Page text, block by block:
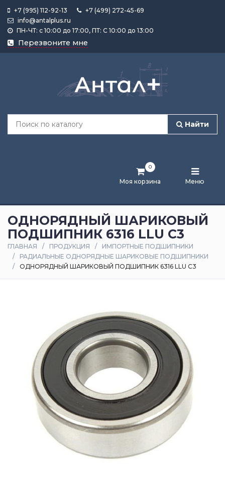
+7 (995) 112-92-13
+7 (499) 272-45-69
info@antalplus.ru
ПН-ЧТ: с 10:00 до 17:00, ПТ: С 10:00 до 13:00
Перезвоните мне
Найти
Моя корзина
0
Меню
Каталог
продукции
Лента
и
статьи
Оплата
доставка
ОДНОРЯДНЫЙ ШАРИКОВЫЙ
ПОДШИПНИК 6316 LLU C3
ГЛАВНАЯ ПРОДУКЦИЯ
ИМПОРТНЫЕ ПОДШИПНИКИ
РАДИАЛЬНЫЕ ОДНОРЯДНЫЕ ШАРИКОВЫЕ ПОДШИПНИКИ
ОДНОРЯДНЫЙ ШАРИКОВЫЙ ПОДШИПНИК 6316 LLU C3